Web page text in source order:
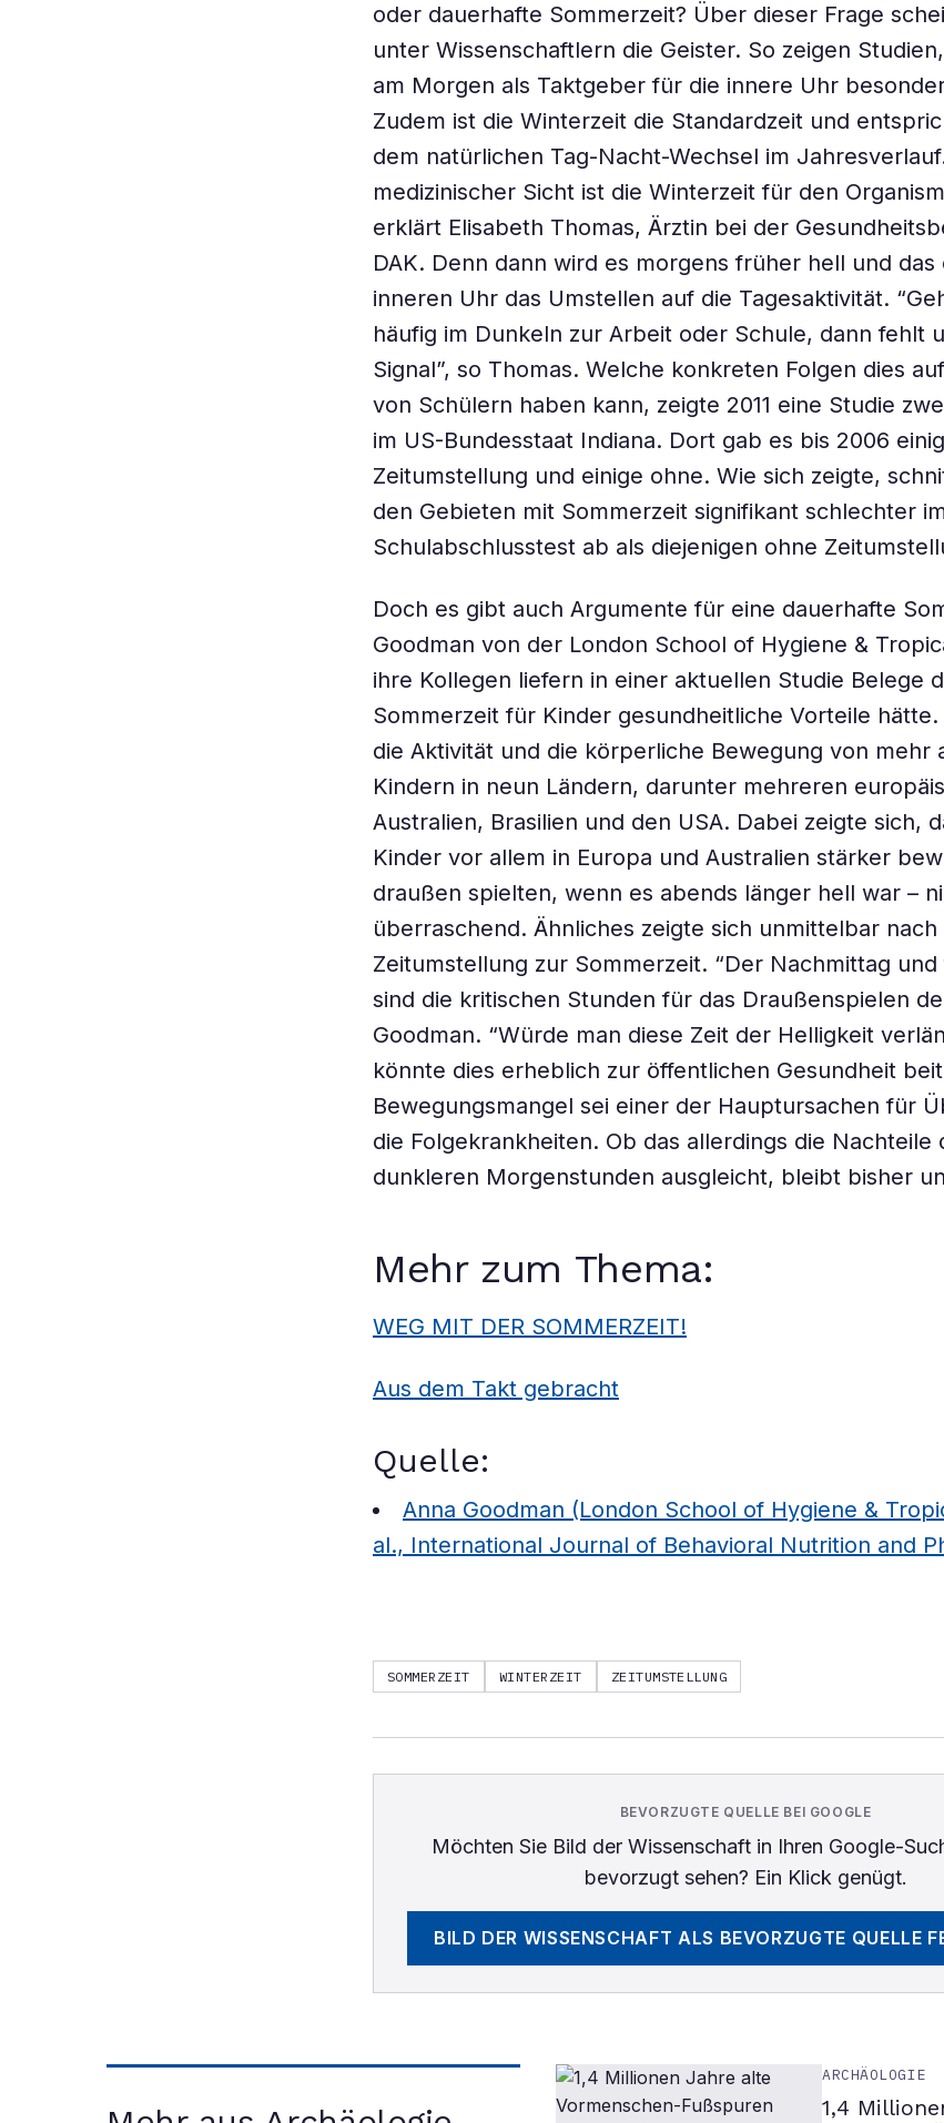
oder dauerhafte Sommerzeit? Über dieser Frage
unter Wissenschaftlern die Geister. So zeigen
am Morgen als Taktgeber für die innere Uhr
Zudem ist die Winterzeit die Standardzeit und
dem natürlichen Tag-Nacht-Wechsel im
medizinischer Sicht ist die Winterzeit für den
erklärt Elisabeth Thomas, Ärztin bei der
DAK. Denn dann wird es morgens früher hell und
inneren Uhr das Umstellen auf die Tagesaktivität.
häufig im Dunkeln zur Arbeit oder Schule, dann fehlt
Signal”, so Thomas. Welche konkreten Folgen dies
von Schülern haben kann, zeigte 2011 eine Studie
im US-Bundesstaat Indiana. Dort gab es bis 2006
Zeitumstellung und einige ohne. Wie sich zeigte,
den Gebieten mit Sommerzeit signifikant schlechter
Schulabschlusstest ab als diejenigen ohne
Doch es gibt auch Argumente für eine dauerhafte
Goodman von der London School of Hygiene &
ihre Kollegen liefern in einer aktuellen Studie Belege
Sommerzeit für Kinder gesundheitliche Vorteile
die Aktivität und die körperliche Bewegung von mehr
Kindern in neun Ländern, darunter mehreren
Australien, Brasilien und den USA. Dabei zeigte sich,
Kinder vor allem in Europa und Australien stärker
draußen spielten, wenn es abends länger hell war –
überraschend. Ähnliches zeigte sich unmittelbar nach
Zeitumstellung zur Sommerzeit. “Der Nachmittag
sind die kritischen Stunden für das Draußenspielen
Goodman. “Würde man diese Zeit der Helligkeit
könnte dies erheblich zur öffentlichen Gesundheit
Bewegungsmangel sei einer der Hauptursachen für
die Folgekrankheiten. Ob das allerdings die Nachteile
dunkleren Morgenstunden ausgleicht, bleibt bisher
Mehr zum Thema:
WEG MIT DER SOMMERZEIT!
Aus dem Takt gebracht
Quelle:
Anna Goodman (London School of Hygiene &
al., International Journal of Behavioral Nutrition and
SOMMERZEIT WINTERZEIT ZEITUMSTELLUNG
BEVORZUGTE QUELLE BEI GOOGLE
Möchten Sie Bild der Wissenschaftin Ihren Google-
bevorzugt sehen? Ein Klick genügt.
BILD DER WISSENSCHAFT ALS BEVORZUGTE QUELLE
ARCHÄOLOGIE
1,4